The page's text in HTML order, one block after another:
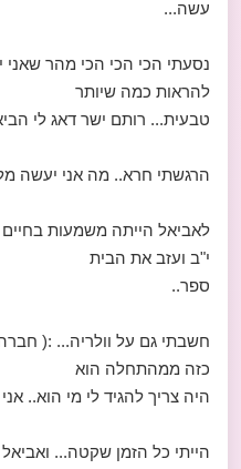
עשה...
נסעתי הכי הכי הכי מהר שאני
להראות כמה שיותר
טבעית... רותם ישר דאג לי
הרגשתי חרא.. מה אני יעשה
לאביאל הייתה משמעות
י"ב ועזב את הבית
ספר..
חשבתי גם על וולריה... :(
כזה ממהתחלה הוא
היה צריך להגיד לי מי הוא..
הייתי כל הזמן שקטה...